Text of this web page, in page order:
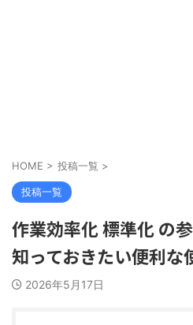
HOME > 投稿一覧 >
投稿一覧
作業効率化 標準化 の
知っておきたい便利な
2026年5月17日